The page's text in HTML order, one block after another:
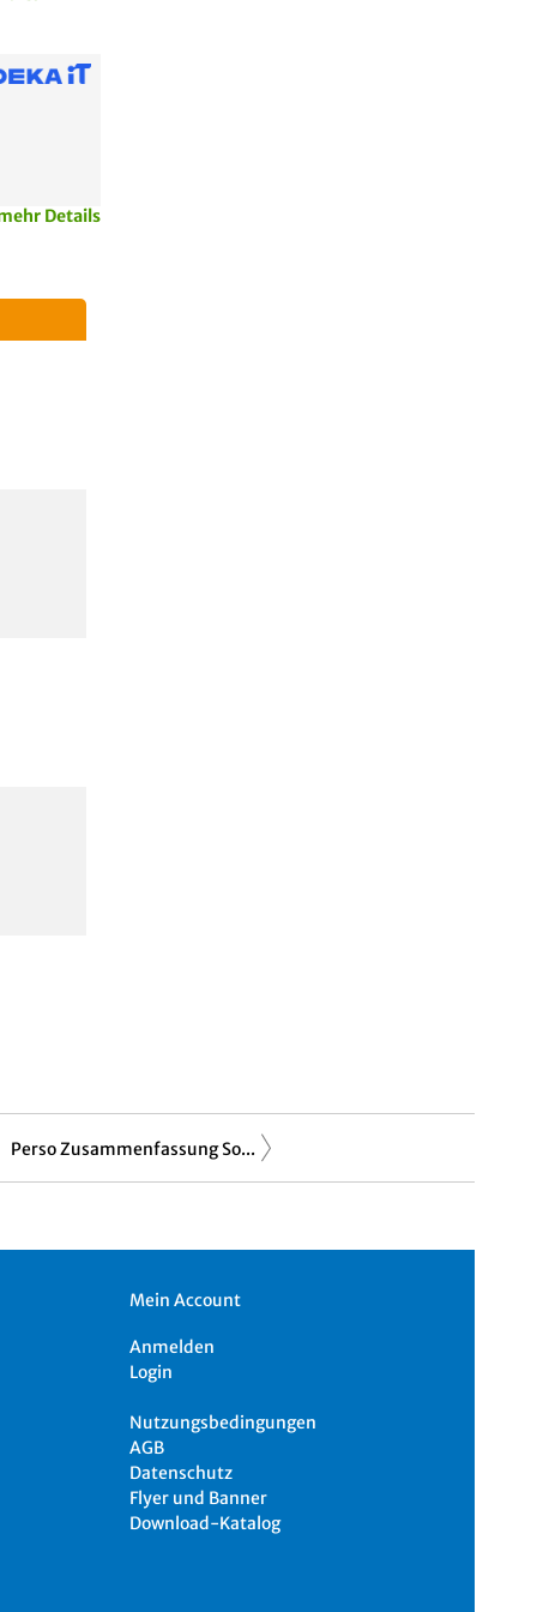
Details
Perso Zusammenfassung So...
Mein Account
Anmelden
Login
Nutzungsbedingungen
AGB
Datenschutz
Flyer und Banner
Download-Katalog